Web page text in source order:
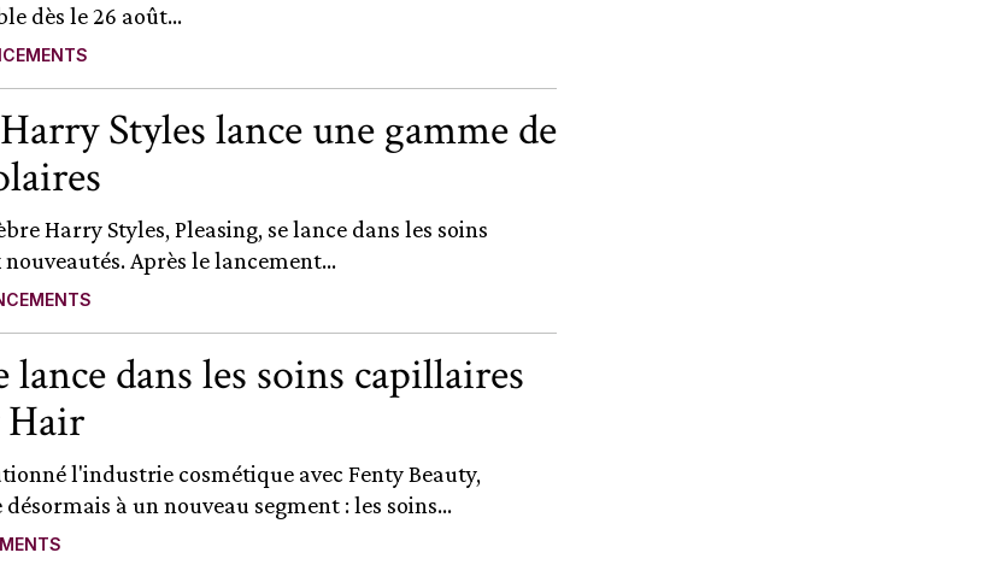
dès le 26 août...
Styles lance une gamme de
Harry Styles, Pleasing, se lance dans les soins
Après le lancement...
lance dans les soins capillaires
Hair
l'industrie cosmétique avec Fenty Beauty,
à un nouveau segment : les soins...